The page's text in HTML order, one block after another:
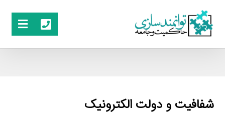
شفافیت و دولت الکترونیک